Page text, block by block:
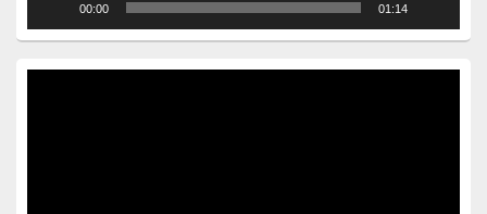
00:00 01:14